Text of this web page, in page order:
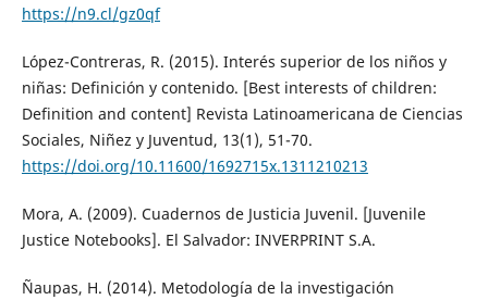
https://n9.cl/gz0qf
López-Contreras, R. (2015). Interés superior de los niños y
niñas: Definición y contenido. [Best interests of children:
Definition and content] Revista Latinoamericana de Ciencias
Sociales, Niñez y Juventud, 13(1), 51-70.
https://doi.org/10.11600/1692715x.1311210213
Mora, A. (2009). Cuadernos de Justicia Juvenil. [Juvenile
Justice Notebooks]. El Salvador: INVERPRINT S.A.
Ñaupas, H. (2014). Metodología de la investigación